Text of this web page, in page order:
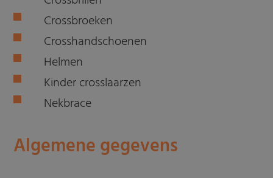
Crossbroeken
Crosshandschoenen
Helmen
Kinder crosslaarzen
Nekbrace
Algemene gegevens